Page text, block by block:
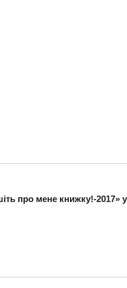
про мене книжку!-2017» у